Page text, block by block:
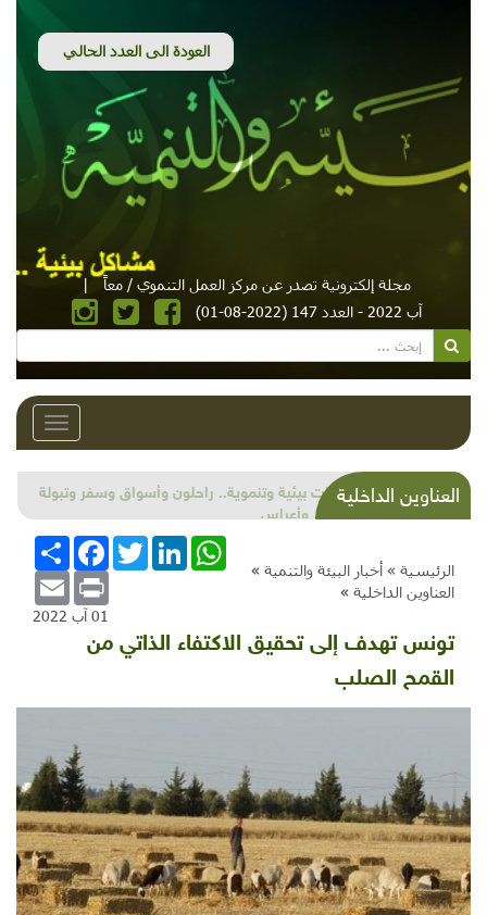
مجلة إلكترونية تصدر عن مركز العمل التنموي / معاً
|
آب 2022 - العدد 147 (2022-08-01)
Toggle
العناوين الداخليةشذرات بيئية وتنموية.. راحلون وأسواق وسفر وتبولة
وتعليم وأعراس
الرئيسية » أخبار البيئة والتنمية »
العناوين الداخلية »
انشر
FacebookTwitterLinkedInWhatsApp
Email Print
01 آب 2022
تونس تهدف إلى تحقيق الاكتفاء الذاتي من
القمح الصلب